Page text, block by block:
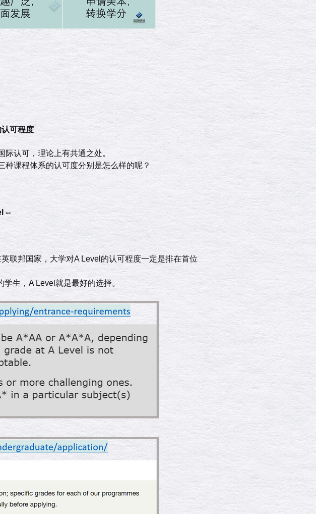
可程度
认可，理论上有共通之处。
课程体系的认可度分别是怎么样的呢？
--
联邦国家，大学对A Level的认可程度一定是排在首位
生，A Level就是最好的选择。